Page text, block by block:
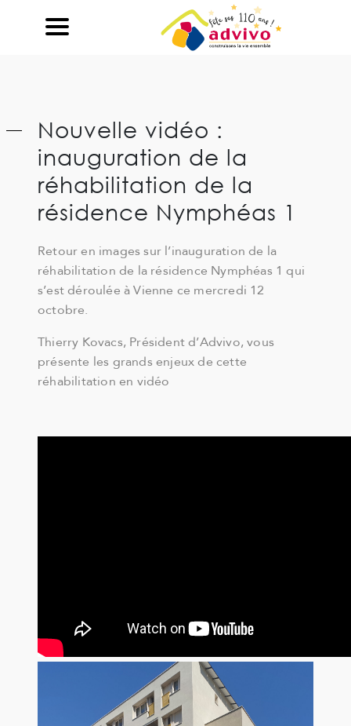
Nouvelle vidéo :
inauguration de la
réhabilitation de la
résidence Nymphéas 1
Retour en images sur l’inauguration de la
réhabilitation de la résidence Nymphéas 1 qui
s’est déroulée à Vienne ce mercredi 12
octobre.
Thierry Kovacs, Président d’Advivo, vous
présente les grands enjeux de cette
réhabilitation en vidéo